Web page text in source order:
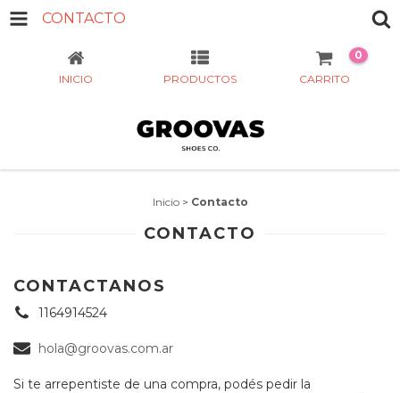
CONTACTO
INICIO PRODUCTOS CARRITO
0
Inicio > Contacto
CONTACTO
CONTACTANOS
1164914524
hola@groovas.com.ar
Si te arrepentiste de una compra, podés pedir la